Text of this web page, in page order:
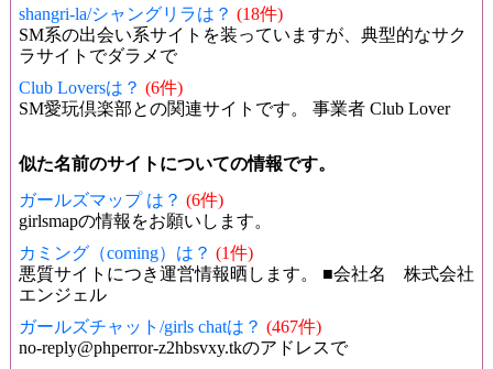
shangri-la/シャングリラは？ (18件)
SM系の出会い系サイトを装っていますが、典型的なサク
ラサイトでダラメで
Club Loversは？ (6件)
SM愛玩倶楽部との関連サイトです。 事業者 Club Lover
似た名前のサイトについての情報です。
ガールズマップ は？ (6件)
girlsmapの情報をお願いします。
カミング（coming）は？ (1件)
悪質サイトにつき運営情報晒します。 ■会社名 株式会社
エンジェル
ガールズチャット/girls chatは？ (467件)
no-reply@phperror-z2hbsvxy.tkのアドレスで